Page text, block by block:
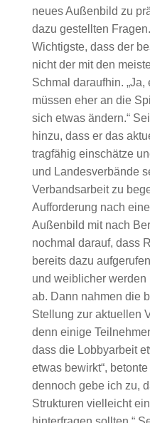
neues Außenbild zu
dazu gestellten
Wichtigste, dass der
nicht der mit den
Schmal daraufhin.
müssen eher an die
sich etwas ändern.“
hinzu, dass er das
tragfähig einschätze
und Landesverbände
Verbandsarbeit zu
Aufforderung nach
Außenbild mit nach
nochmal darauf, dass
bereits dazu
und weiblicher werden
ab. Dann nahmen die
Stellung zur aktuellen
denn einige
dass die Lobbyarbeit
etwas bewirkt“,
dennoch gebe ich zu,
Strukturen vielleicht